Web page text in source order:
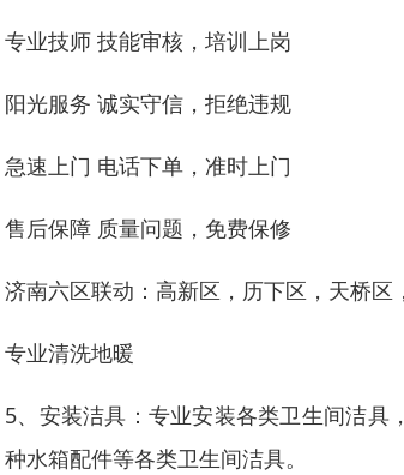
专业技师 技能审核，培训上岗
阳光服务 诚实守信，拒绝违规
急速上门 电话下单，准时上门
售后保障 质量问题，免费保修
济南六区联动：高新区，历下区，天桥
专业清洗地暖
5、安装洁具：专业安装各类卫生间洁
种水箱配件等各类卫生间洁具。